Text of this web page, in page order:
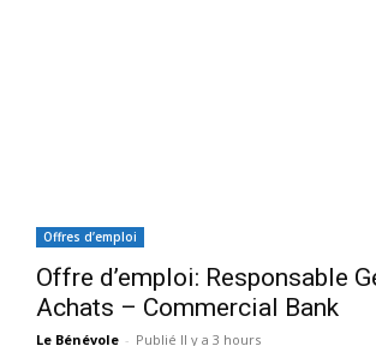
Offres d’emploi
Offre d’emploi: Responsable
Achats – Commercial Bank
Le Bénévole - Publié Il y a 3 hours